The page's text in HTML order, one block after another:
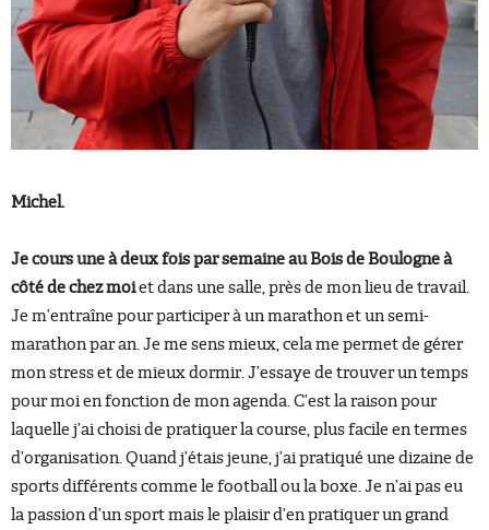
Michel.
Je cours une à deux fois par semaine au Bois de Boulogne à
côté de chez moiet dans une salle, près de mon lieu de travail.
Je m’entraîne pour participer à un marathon et un semi-
marathon par an. Je me sens mieux, cela me permet de gérer
mon stress et de mieux dormir. J’essaye de trouver un temps
pour moi en fonction de mon agenda. C’est la raison pour
laquelle j’ai choisi de pratiquer la course, plus facile en termes
d’organisation. Quand j’étais jeune, j’ai pratiqué une dizaine de
sports différents comme le football ou la boxe. Je n’ai pas eu
la passion d’un sport mais le plaisir d’en pratiquer un grand